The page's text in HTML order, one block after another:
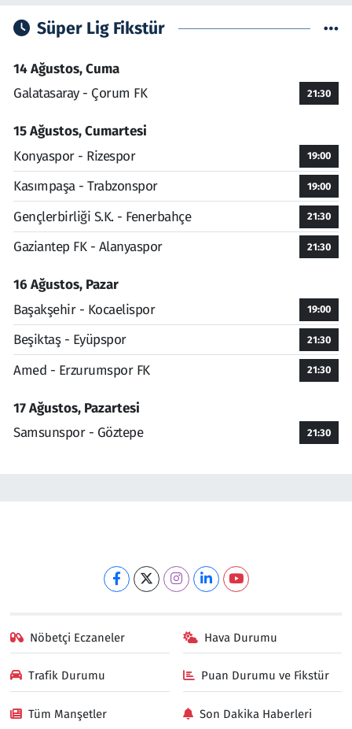
Süper Lig Fikstür
14 Ağustos, Cuma
Galatasaray - Çorum FK
21:30
15 Ağustos, Cumartesi
Konyaspor - Rizespor
19:00
Kasımpaşa - Trabzonspor 19:00
Gençlerbirliği S.K. - Fenerbahçe 21:30
Gaziantep FK - Alanyaspor 21:30
16 Ağustos, Pazar
Başakşehir - Kocaelispor
19:00
Beşiktaş - Eyüpspor 21:30
Amed - Erzurumspor FK 21:30
17 Ağustos, Pazartesi
Samsunspor - Göztepe
21:30
Nöbetçi Eczaneler Hava Durumu
Trafik Durumu Puan Durumu ve Fikstür
Tüm Manşetler Son Dakika Haberleri